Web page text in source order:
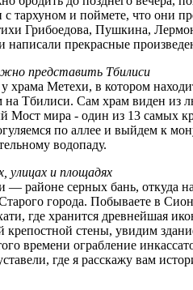
тархуном и поймете, что они
Грибоедова, Пушкина,
написали прекрасные
представить Тбилиси
Метехи, в котором
на Тбилиси. Сам храм виден из
Мост мира - один из 13 самых
по аллее и выйдем к
водопаду.
улицах и площадях
— районе серных бань, откуда
города. Побываете в
где хранится древнейшая
крепостной стены, увидим
времени ограбление
где я расскажу вам